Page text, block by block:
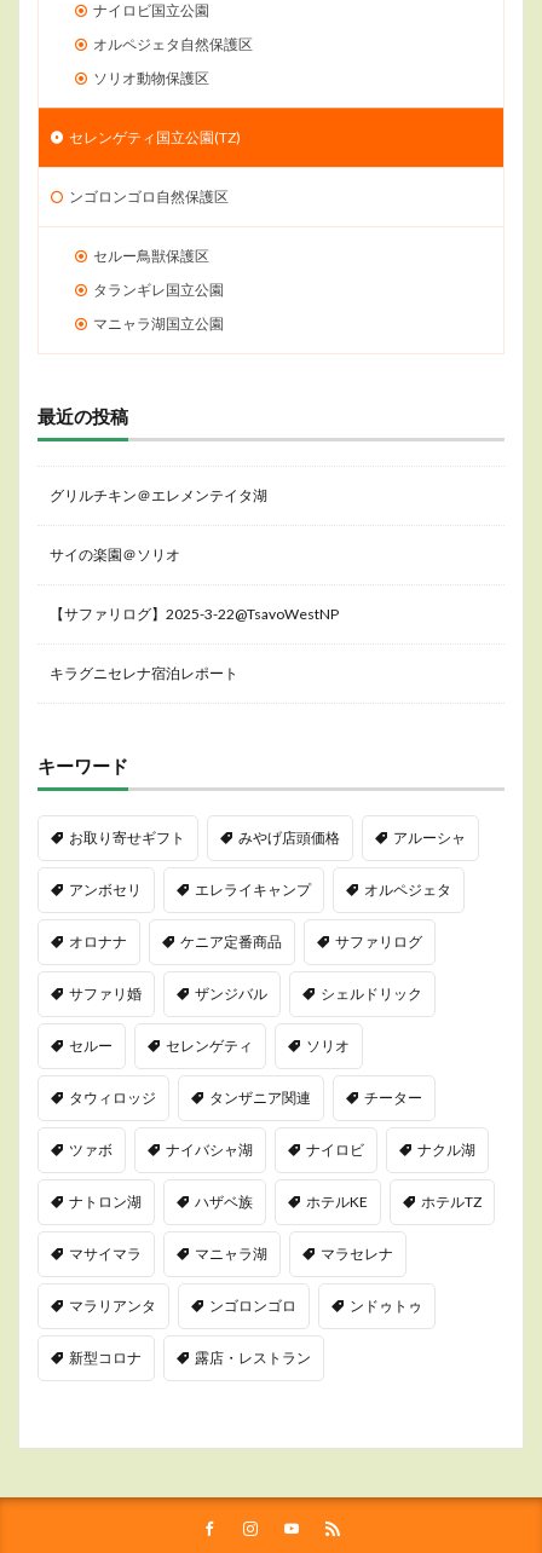
ナイロビ国立公園
オルペジェタ自然保護区
ソリオ動物保護区
セレンゲティ国立公園(TZ)
ンゴロンゴロ自然保護区
セルー鳥獣保護区
タランギレ国立公園
マニャラ湖国立公園
最近の投稿
グリルチキン＠エレメンテイタ湖
サイの楽園＠ソリオ
【サファリログ】2025-3-22@TsavoWestNP
キラグニセレナ宿泊レポート
キーワード
お取り寄せギフト みやげ店頭価格 アルーシャ
アンボセリ エレライキャンプ オルペジェタ
オロナナ ケニア定番商品 サファリログ
サファリ婚 ザンジバル シェルドリック
セルー セレンゲティ ソリオ
タウィロッジ タンザニア関連 チーター
ツァボ ナイバシャ湖 ナイロビ ナクル湖
ナトロン湖 ハザベ族 ホテルKE ホテルTZ
マサイマラ マニャラ湖 マラセレナ
マラリアンタ ンゴロンゴロ ンドゥトゥ
新型コロナ 露店・レストラン